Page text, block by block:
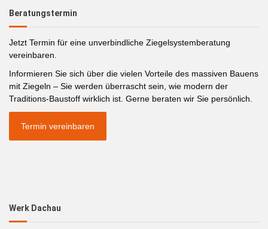
Beratungstermin
Jetzt Termin für eine unverbindliche Ziegelsystemberatung
vereinbaren.
Informieren Sie sich über die vielen Vorteile des massiven Bauens
mit Ziegeln – Sie werden überrascht sein, wie modern der
Traditions-Baustoff wirklich ist. Gerne beraten wir Sie persönlich.
Termin vereinbaren
Werk Dachau